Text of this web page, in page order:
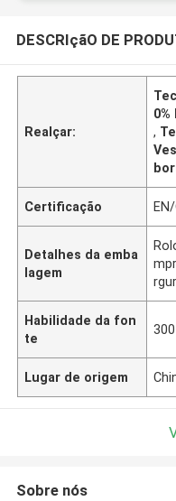
DESCRIçãO DE
Realçar:
0%
,
Certificação
Detalhes da emba
lagem
Habilidade da fon
te
Lugar de origem
Sobre nós